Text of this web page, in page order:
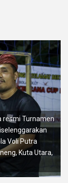
resmi Turnamen
Voli Putra
Kuta Utara,